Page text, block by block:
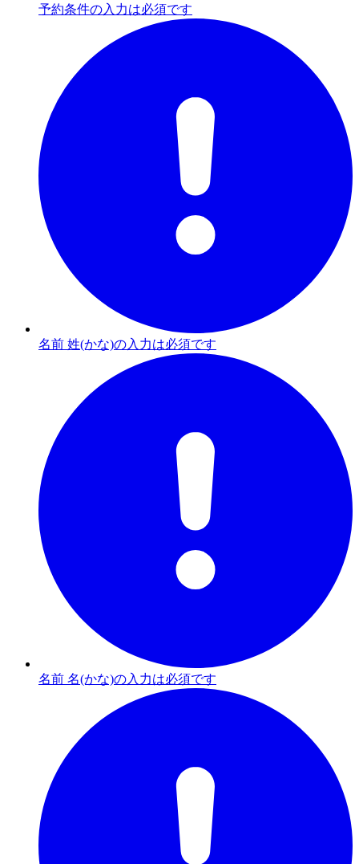
予約条件の入力は必須です
名前 姓(かな)の入力は必須です
名前 名(かな)の入力は必須です